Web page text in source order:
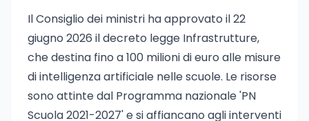
Il Consiglio dei ministri ha approvato il 22
giugno 2026 il decreto legge Infrastrutture,
che destina fino a 100 milioni di euro alle misure
di intelligenza artificiale nelle scuole. Le risorse
sono attinte dal Programma nazionale 'PN
Scuola 2021-2027' e si affiancano agli interventi